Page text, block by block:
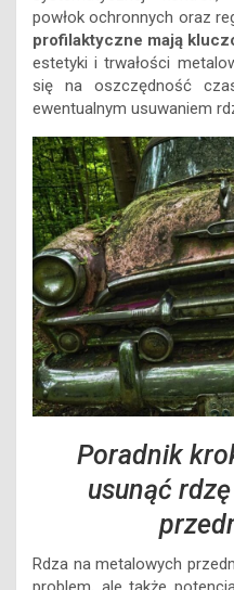
powłok ochronnych oraz
profilaktyczne mają
estetyki i trwałości
się na oszczędność
ewentualnym usuwaniem
Poradnik
usunąć
Rdza na metalowych